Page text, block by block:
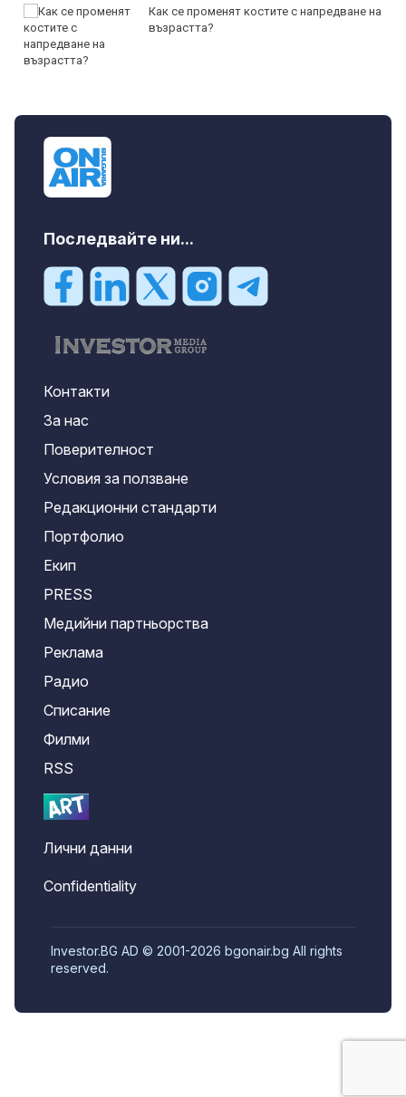
Как се променят костите с напредване на
възрастта?
Последвайте ни...
Контакти
За нас
Поверителност
Условия за ползване
Редакционни стандарти
Портфолио
Екип
PRESS
Медийни партньорства
Реклама
Радио
Списание
Филми
RSS
Лични данни
Confidentiality
Investor.BG AD © 2001-2026 bgonair.bg All rights
reserved.